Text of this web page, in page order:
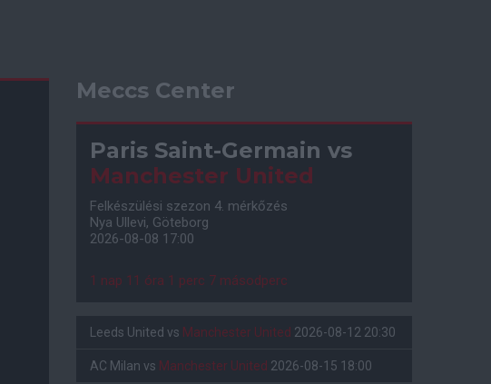
Meccs Center
Paris Saint-Germain vs
Manchester United
Felkészülési szezon 4. mérkőzés
Nya Ullevi, Göteborg
2026-08-08 17:00
1 nap 11 óra 1 perc 6 másodperc
Leeds United vs Manchester United 2026-08-12 20:30
AC Milan vs Manchester United 2026-08-15 18:00